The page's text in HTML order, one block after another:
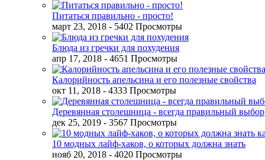
Питаться правильно - просто!
март 23, 2018 - 5402 Просмотры
Блюда из гречки для похудения
апр 17, 2018 - 4651 Просмотры
Калорийность апельсина и его полезные свойства
окт 11, 2018 - 4333 Просмотры
Деревянная столешница - всегда правильный выбор
дек 25, 2019 - 3567 Просмотры
10 модных лайф-хаков, о которых должна знать
нояб 20, 2018 - 4020 Просмотры